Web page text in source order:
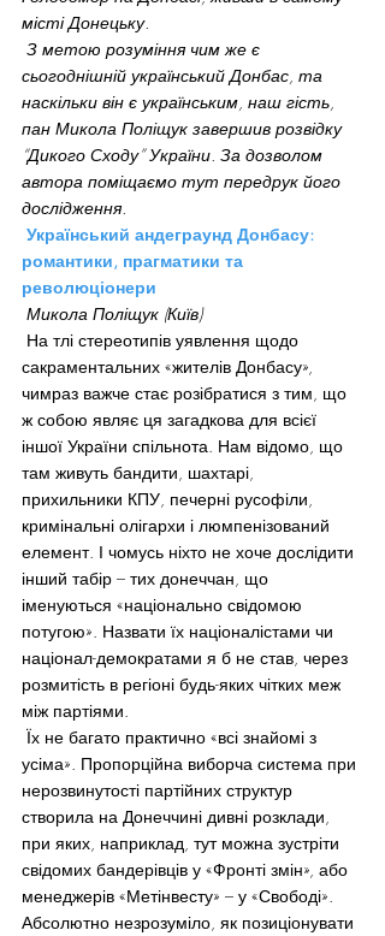
місті Донецьку.
сьогоднішній український Донбас, та
наскільки він є українським, наш гість,
пан Микола Поліщук завершив розвідку
“Дикого Сходу” України. За дозволом
автора поміщаємо тут передрук його
дослідження.
Український андеграунд Донбасу:
романтики, прагматики та
революціонери
Микола Поліщук (Київ)
На тлі стереотипів уявлення щодо
сакраментальних «жителів Донбасу»,
чимраз важче стає розібратися з тим, що
ж собою являє ця загадкова для всієї
іншої України спільнота. Нам відомо, що
там живуть бандити, шахтарі,
прихильники КПУ, печерні русофіли,
кримінальні олігархи і люмпенізований
елемент. І чомусь ніхто не хоче дослідити
інший табір – тих донеччан, що
іменуються «національно свідомою
потугою». Назвати їх націоналістами чи
націонал-демократами я б не став, через
розмитість в регіоні будь-яких чітких меж
між партіями.
Їх не багато практично «всі знайомі з
усіма». Пропорційна виборча система при
нерозвинутості партійних структур
створила на Донеччині дивні розклади,
при яких, наприклад, тут можна зустріти
свідомих бандерівців у «Фронті змін», або
менеджерів «Метінвесту» – у «Свободі».
Абсолютно незрозуміло, як позиціонувати